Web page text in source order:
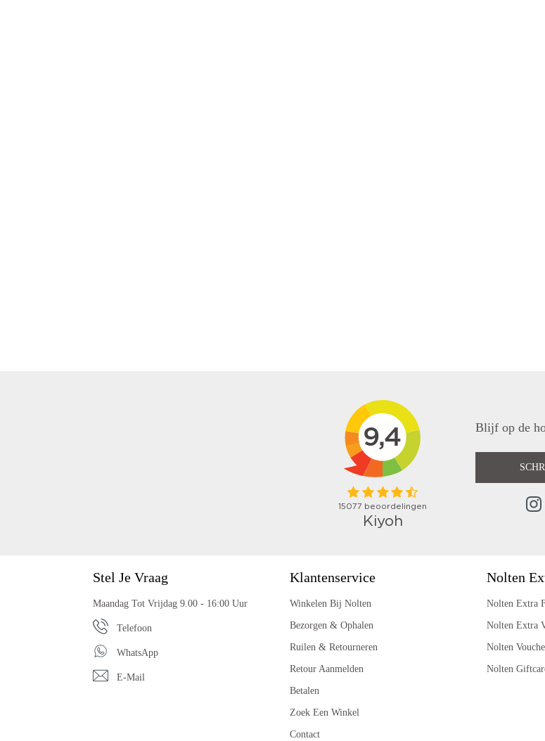
Blijf op de
Stel Je Vraag
Maandag Tot Vrijdag 9.00 - 16:00 Uur
Telefoon
WhatsApp
E-Mail
Klantenservice
Winkelen Bij Nolten
Bezorgen & Ophalen
Ruilen & Retourneren
Retour Aanmelden
Betalen
Zoek Een Winkel
Contact
Nolten
Nolten Extra
Nolten Extra
Nolten
Nolten